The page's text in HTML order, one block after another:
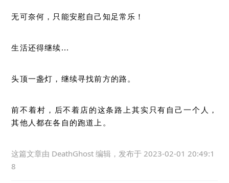
无可奈何，只能安慰自己知足常乐！
生活还得继续...
头顶一盏灯，继续寻找前方的路。
前不着村，后不着店的这条路上其实只有自己一个人，
其他人都在各自的跑道上。
这篇文章由 DeathGhost 编辑，发布于 2023-02-01 20:49:1
8